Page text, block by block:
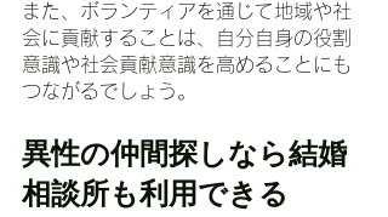
また、ボランティアを通じて地域や社
会に貢献することは、自分自身の役割
意識や社会貢献意識を高めることにも
つながるでしょう。
異性の仲間探しなら結婚
相談所も利用できる